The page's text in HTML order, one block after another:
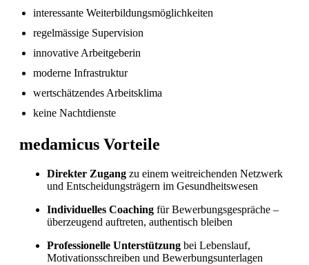
Fachkräftemangel in Gesundheitsberufen 2026
in der Schweiz: Herausforderungen und
interessante Weiterbildungsmöglichkeiten
regelmässige Supervision
innovative Arbeitgeberin
moderne Infrastruktur
wertschätzendes Arbeitsklima
keine Nachtdienste
medamicus Vorteile
Direkter Zugang zu einem weitreichenden Netzwerk
und Entscheidungsträgern im Gesundheitswesen
Individuelles Coaching für Bewerbungsgespräche –
überzeugend auftreten, authentisch bleiben
Professionelle Unterstützung bei Lebenslauf,
Motivationsschreiben und Bewerbungsunterlagen